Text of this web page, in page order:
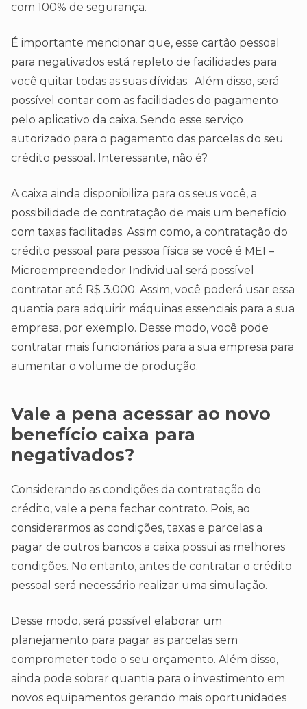
com 100% de segurança.
É importante mencionar que, esse cartão pessoal
para negativados está repleto de facilidades para
você quitar todas as suas dívidas. Além disso, será
possível contar com as facilidades do pagamento
pelo aplicativo da caixa. Sendo esse serviço
autorizado para o pagamento das parcelas do seu
crédito pessoal. Interessante, não é?
A caixa ainda disponibiliza para os seus você, a
possibilidade de contratação de mais um benefício
com taxas facilitadas. Assim como, a contratação do
crédito pessoal para pessoa física se você é MEI –
Microempreendedor Individual será possível
contratar até R$ 3.000. Assim, você poderá usar essa
quantia para adquirir máquinas essenciais para a sua
empresa, por exemplo. Desse modo, você pode
contratar mais funcionários para a sua empresa para
aumentar o volume de produção.
Vale a pena acessar ao novo
benefício caixa para
negativados?
Considerando as condições da contratação do
crédito, vale a pena fechar contrato. Pois, ao
considerarmos as condições, taxas e parcelas a
pagar de outros bancos a caixa possui as melhores
condições. No entanto, antes de contratar o crédito
pessoal será necessário realizar uma simulação.
Desse modo, será possível elaborar um
planejamento para pagar as parcelas sem
comprometer todo o seu orçamento. Além disso,
ainda pode sobrar quantia para o investimento em
novos equipamentos gerando mais oportunidades